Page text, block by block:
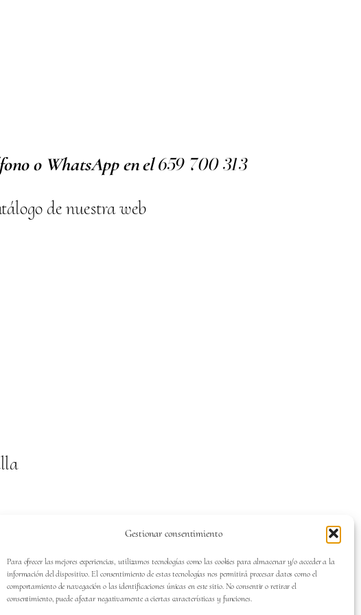
Gestionar consentimiento
Para ofrecer las mejores experiencias, utilizamos tecnologías como las cookies para almacenar y/o acceder a la
información del dispositivo. El consentimiento de estas tecnologías nos permitirá procesar datos como el
comportamiento de navegación o las identificaciones únicas en este sitio. No consentir o retirar el
consentimiento, puede afectar negativamente a ciertas características y funciones.
o WhatsApp en el659 700313
de nuestra web